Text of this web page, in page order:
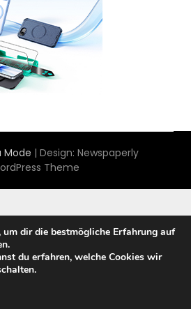
Mode | Design: Newspaperly
Theme
dir die bestmögliche Erfahrung auf
du erfahren, welche Cookies wir